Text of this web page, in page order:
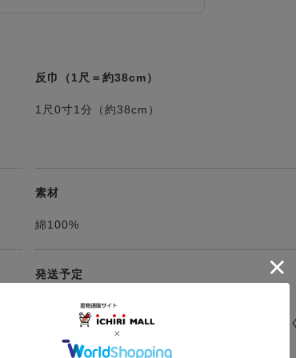
反巾（1尺＝約38cm）
1尺0寸1分（約38cm）
素材
綿100%
発送予定
決済確認日より３～５営業日以内に発送
（お仕立てをする場合は約50日※確認事項がな
ムーズに進行した際の目安）